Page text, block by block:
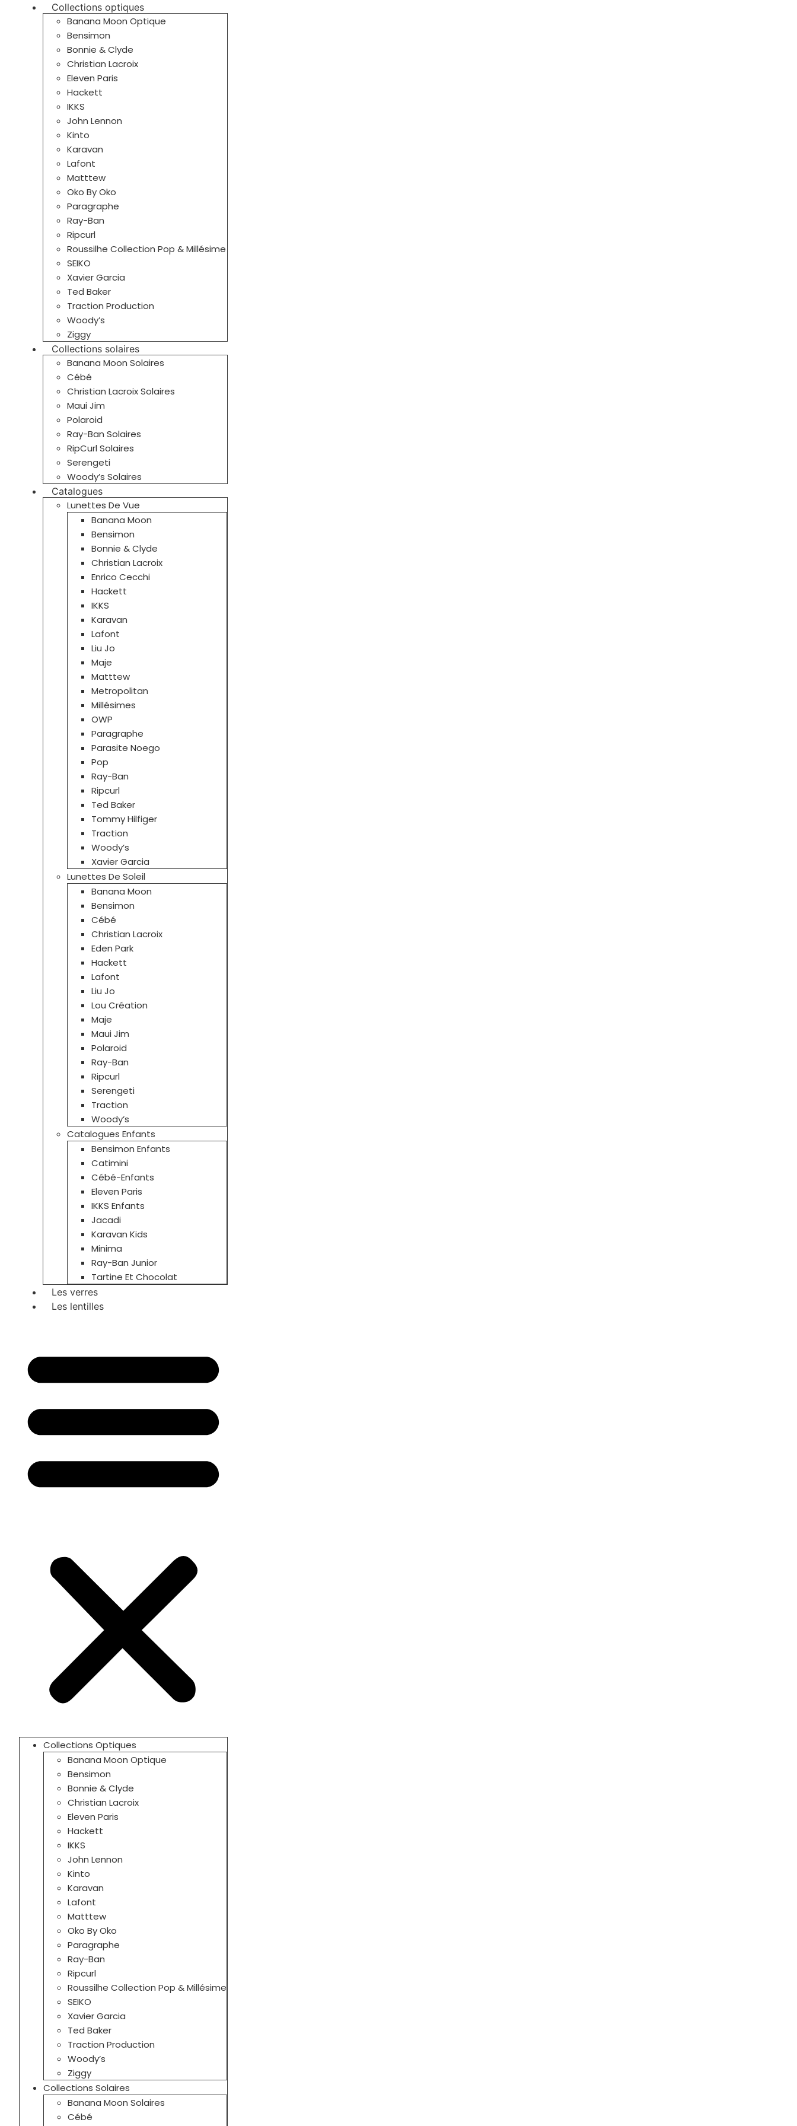
Collections optiques
Banana Moon Optique
Bensimon
Bonnie & Clyde
Christian Lacroix
Eleven Paris
Hackett
IKKS
John Lennon
Kinto
Karavan
Lafont
Matttew
Oko By Oko
Paragraphe
Ray-Ban
Ripcurl
Roussilhe Collection Pop & Millésime
SEIKO
Xavier Garcia
Ted Baker
Traction Production
Woody’s
Ziggy
Collections solaires
Banana Moon Solaires
Cébé
Christian Lacroix Solaires
Maui Jim
Polaroid
Ray-Ban Solaires
RipCurl Solaires
Serengeti
Woody’s Solaires
Catalogues
Lunettes De Vue
Banana Moon
Bensimon
Bonnie & Clyde
Christian Lacroix
Enrico Cecchi
Hackett
IKKS
Karavan
Lafont
Liu Jo
Maje
Matttew
Metropolitan
Millésimes
OWP
Paragraphe
Parasite Noego
Pop
Ray-Ban
Ripcurl
Ted Baker
Tommy Hilfiger
Traction
Woody’s
Xavier Garcia
Lunettes De Soleil
Banana Moon
Bensimon
Cébé
Christian Lacroix
Eden Park
Hackett
Lafont
Liu Jo
Lou Création
Maje
Maui Jim
Polaroid
Ray-Ban
Ripcurl
Serengeti
Traction
Woody’s
Catalogues Enfants
Bensimon Enfants
Catimini
Cébé-Enfants
Eleven Paris
IKKS Enfants
Jacadi
Karavan Kids
Minima
Ray-Ban Junior
Tartine Et Chocolat
Les verres
Les lentilles
Collections Optiques
Banana Moon Optique
Bensimon
Bonnie & Clyde
Christian Lacroix
Eleven Paris
Hackett
IKKS
John Lennon
Kinto
Karavan
Lafont
Matttew
Oko By Oko
Paragraphe
Ray-Ban
Ripcurl
Roussilhe Collection Pop & Millésime
SEIKO
Xavier Garcia
Ted Baker
Traction Production
Woody’s
Ziggy
Collections Solaires
Banana Moon Solaires
Cébé